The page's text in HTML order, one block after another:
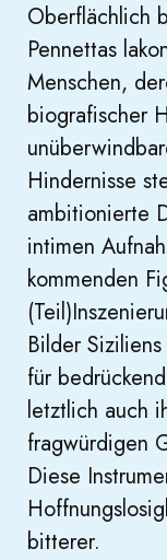
Oberflächlich
Pennettas
Menschen,
biografischer
Hindernisse
ambitionierte
intimen
kommenden
Bilder
für
letztlich auch
fragwürdigen
Diese
bitterer.